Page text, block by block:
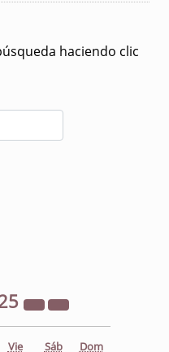
haciendo clic
Vie Sáb Dom